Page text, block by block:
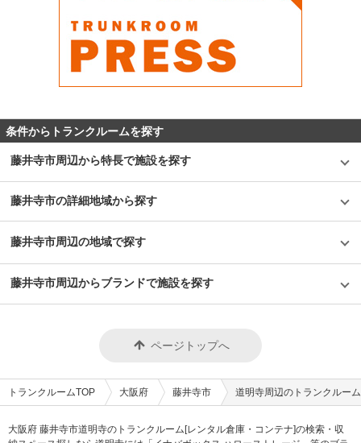
条件からトランクルームを探す
藤井寺市周辺から特長で施設を探す
藤井寺市の詳細地域から探す
藤井寺市周辺の地域で探す
藤井寺市周辺からブランドで施設を探す
ページトップへ
トランクルームTOP 大阪府 藤井寺市 道明寺周辺のトランクルー
大阪府 藤井寺市道明寺のトランクルーム[レンタル倉庫・コンテナ]の検索・収